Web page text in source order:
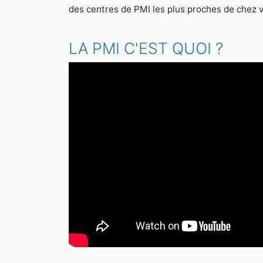
des centres de PMI les plus proches de chez
LA PMI C'EST QUOI ?